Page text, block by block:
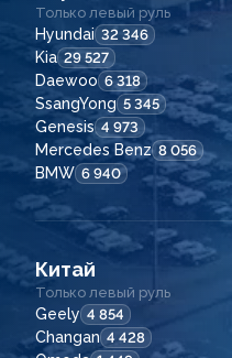
Только левый руль
Hyundai 32 346
Kia 29 527
Daewoo 6 318
SsangYong 5 345
Genesis 4 973
Mercedes Benz 8 056
BMW 6 940
Китай
Только левый руль
Geely 4 854
Changan 4 428